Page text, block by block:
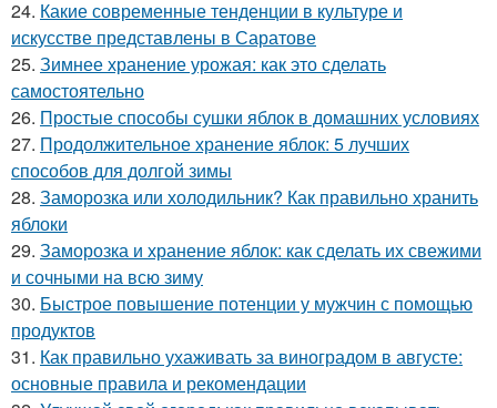
24. Какие современные тенденции в культуре и
искусстве представлены в Саратове
25. Зимнее хранение урожая: как это сделать
самостоятельно
26. Простые способы сушки яблок в домашних условиях
27. Продолжительное хранение яблок: 5 лучших
способов для долгой зимы
28. Заморозка или холодильник? Как правильно хранить
яблоки
29. Заморозка и хранение яблок: как сделать их свежими
и сочными на всю зиму
30. Быстрое повышение потенции у мужчин с помощью
продуктов
31. Как правильно ухаживать за виноградом в августе:
основные правила и рекомендации